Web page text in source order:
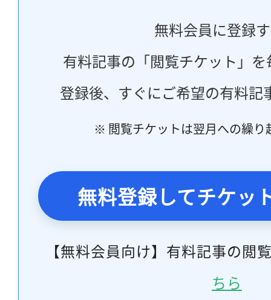
無料会員に登録
有料記事の「閲覧チケット」
登録後、すぐにご希望の有料記
※ 閲覧チケットは翌月への繰り
無料登録してチケッ
【無料会員向け】有料記事の閲
ちら